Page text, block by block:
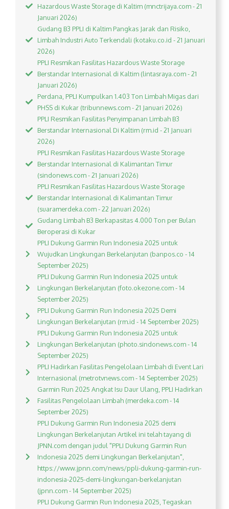
Hazardous Waste Storage di Kaltim (mnctrijaya.com - 21
Januari 2026)
Gudang B3 PPLI di Kaltim Pangkas Jarak dan Risiko,
Limbah Industri Auto Terkendali (kotaku.co.id - 21 Januari
2026)
PPLI Resmikan Fasilitas Hazardous Waste Storage
Berstandar Internasional di Kaltim (lintasraya.com - 21
Januari 2026)
Perdana, PPLI Kumpulkan 1.403 Ton Limbah Migas dari
PHSS di Kukar (tribunnews.com - 21 Januari 2026)
PPLI Resmikan Fasilitas Penyimpanan Limbah B3
Berstandar Internasional Di Kaltim (rm.id - 21 Januari
2026)
PPLI Resmikan Fasilitas Hazardous Waste Storage
Berstandar Internasional di Kalimantan Timur
(sindonews.com - 21 Januari 2026)
PPLI Resmikan Fasilitas Hazardous Waste Storage
Berstandar Internasional di Kalimantan Timur
(suaramerdeka.com - 22 Januari 2026)
Gudang Limbah B3 Berkapasitas 4.000 Ton per Bulan
Beroperasi di Kukar
PPLI Dukung Garmin Run Indonesia 2025 untuk
Wujudkan Lingkungan Berkelanjutan (banpos.co - 14
September 2025)
PPLI Dukung Garmin Run Indonesia 2025 untuk
Lingkungan Berkelanjutan (foto.okezone.com - 14
September 2025)
PPLI Dukung Garmin Run Indonesia 2025 Demi
Lingkungan Berkelanjutan (rm.id - 14 September 2025)
PPLI Dukung Garmin Run Indonesia 2025 untuk
Lingkungan Berkelanjutan (photo.sindonews.com - 14
September 2025)
PPLI Hadirkan Fasilitas Pengelolaan Limbah di Event Lari
Internasional (metrotvnews.com - 14 September 2025)
Garmin Run 2025 Angkat Isu Daur Ulang, PPLI Hadirkan
Fasilitas Pengelolaan Limbah (merdeka.com - 14
September 2025)
PPLI Dukung Garmin Run Indonesia 2025 demi
Lingkungan Berkelanjutan Artikel ini telah tayang di
JPNN.com dengan judul "PPLI Dukung Garmin Run
Indonesia 2025 demi Lingkungan Berkelanjutan",
https://www.jpnn.com/news/ppli-dukung-garmin-run-
indonesia-2025-demi-lingkungan-berkelanjutan
(jpnn.com - 14 September 2025)
PPLI Dukung Garmin Run Indonesia 2025, Tegaskan